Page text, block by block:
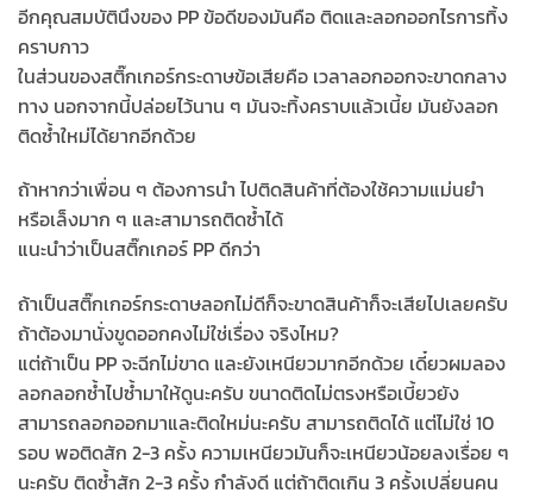
อีกคุณสมบัตินึงของ PP ข้อดีของมันคือ ติดและลอกออกไรการทิ้ง
คราบกาว
ในส่วนของสติ๊กเกอร์กระดาษข้อเสียคือ เวลาลอกออกจะขาดกลาง
ทาง นอกจากนี้ปล่อยไว้นาน ๆ มันจะทิ้งคราบแล้วเนี้ย มันยังลอก
ติดซ้ำใหม่ได้ยากอีกด้วย
ถ้าหากว่าเพื่อน ๆ ต้องการนำ ไปติดสินค้าที่ต้องใช้ความแม่นยำ
หรือเล็งมาก ๆ และสามารถติดซ้ำได้
แนะนำว่าเป็นสติ๊กเกอร์ PP ดีกว่า
ถ้าเป็นสติ๊กเกอร์กระดาษลอกไม่ดีก็จะขาดสินค้าก็จะเสียไปเลยครับ
ถ้าต้องมานั่งขูดออกคงไม่ใช่เรื่อง จริงไหม?
แต่ถ้าเป็น PP จะฉีกไม่ขาด และยังเหนียวมากอีกด้วย เดี๋ยวผมลอง
ลอกลอกซ้ำไปซ้ำมาให้ดูนะครับ ขนาดติดไม่ตรงหรือเบี้ยวยัง
สามารถลอกออกมาและติดใหม่นะครับ สามารถติดได้ แต่ไม่ใช่ 10
รอบ พอติดสัก 2-3 ครั้ง ความเหนียวมันก็จะเหนียวน้อยลงเรื่อย ๆ
นะครับ ติดซ้ำสัก 2-3 ครั้ง กำลังดี แต่ถ้าติดเกิน 3 ครั้งเปลี่ยนคน